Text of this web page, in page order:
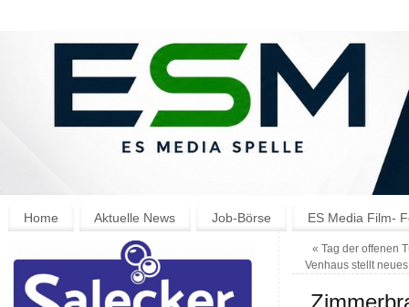
Home Aktuelle News Job-Börse ES Media Film-
« Tag der offenen
Venhaus stellt